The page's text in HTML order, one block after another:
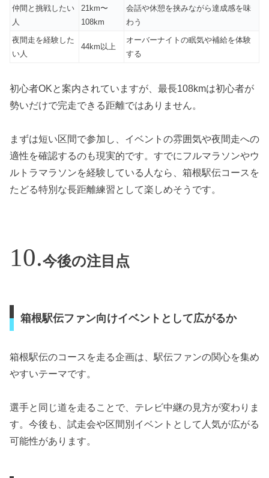
仲間と挑戦したい
人
21km〜
108km
会話や休憩を挟みながら達成感を味
わう
夜間走を経験した
い人
44km以上
オーバーナイトの眠気や補給を体験
する
初心者OKと案内されていますが、最長108kmは初心者が
勢いだけで完走できる距離ではありません。
まずは短い区間で参加し、イベントの雰囲気や夜間走への
適性を確認するのも現実的です。すでにフルマラソンやウ
ルトラマラソンを経験している人なら、箱根駅伝コースを
たどる特別な長距離練習として楽しめそうです。
今後の注目点
箱根駅伝ファン向けイベントとして広がるか
箱根駅伝のコースを走る企画は、駅伝ファンの関心を集め
やすいテーマです。
選手と同じ道を走ることで、テレビ中継の見方が変わりま
す。今後も、試走会や区間別イベントとして人気が広がる
可能性があります。